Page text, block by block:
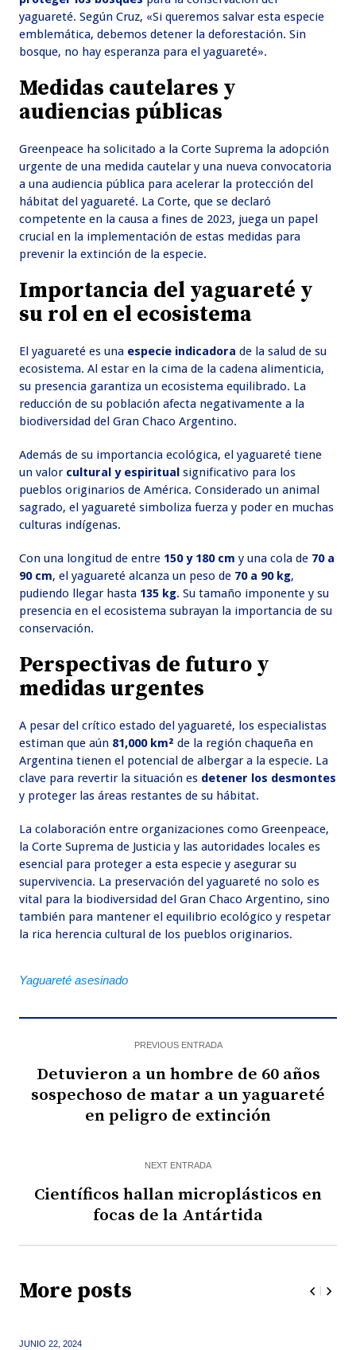
yaguareté. Según Cruz, «Si queremos salvar esta especie
emblemática, debemos detener la deforestación. Sin
bosque, no hay esperanza para el yaguareté».
Medidas cautelares y
audiencias públicas
Greenpeace ha solicitado a la Corte Suprema la adopción
urgente de una medida cautelar y una nueva convocatoria
a una audiencia pública para acelerar la protección del
hábitat del yaguareté. La Corte, que se declaró
competente en la causa a fines de 2023, juega un papel
crucial en la implementación de estas medidas para
prevenir la extinción de la especie.
Importancia del yaguareté y
su rol en el ecosistema
El yaguareté es una especie indicadora de la salud de su
ecosistema. Al estar en la cima de la cadena alimenticia,
su presencia garantiza un ecosistema equilibrado. La
reducción de su población afecta negativamente a la
biodiversidad del Gran Chaco Argentino.
Además de su importancia ecológica, el yaguareté tiene
un valor cultural y espiritual significativo para los
pueblos originarios de América. Considerado un animal
sagrado, el yaguareté simboliza fuerza y poder en muchas
culturas indígenas.
Con una longitud de entre 150 y 180 cm y una cola de 70 a
90 cm, el yaguareté alcanza un peso de 70 a 90 kg,
pudiendo llegar hasta 135 kg. Su tamaño imponente y su
presencia en el ecosistema subrayan la importancia de su
conservación.
Perspectivas de futuro y
medidas urgentes
A pesar del crítico estado del yaguareté, los especialistas
estiman que aún 81,000 km² de la región chaqueña en
Argentina tienen el potencial de albergar a la especie. La
clave para revertir la situación es detener los desmontes
y proteger las áreas restantes de su hábitat.
La colaboración entre organizaciones como Greenpeace,
la Corte Suprema de Justicia y las autoridades locales es
esencial para proteger a esta especie y asegurar su
supervivencia. La preservación del yaguareté no solo es
vital para la biodiversidad del Gran Chaco Argentino, sino
también para mantener el equilibrio ecológico y respetar
la rica herencia cultural de los pueblos originarios.
Yaguareté asesinado
PREVIOUS ENTRADA
Detuvieron a un hombre de 60 años
sospechoso de matar a un yaguareté
en peligro de extinción
NEXT ENTRADA
Científicos hallan microplásticos en
focas de la Antártida
More posts
JUNIO 22,2024